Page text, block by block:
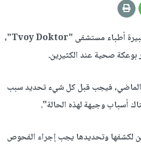
أكدت الدكتورة تاتيانا رومانينكو، طبيب الأسرة ،كبيرة أطباء مستشفى "Tvoy Doktor"،
بوعكة صحية عند الكثيرين.
الماضي، فيجب قبل كل شيء تحديد سبب
أسباب وجيهة لهذه الحالة".
لكشفها وتحديدها يجب إجراء الفحوص